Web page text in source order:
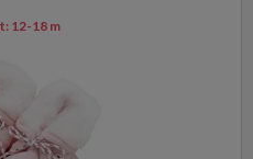
12-18 m